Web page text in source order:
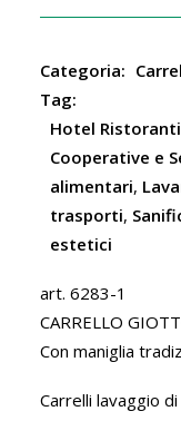
Categoria:
Tag:
Hotel
Cooperative e
alimentari,
trasporti,
estetici
art. 6283-1
CARRELLO
Con maniglia
Carrelli lavaggio